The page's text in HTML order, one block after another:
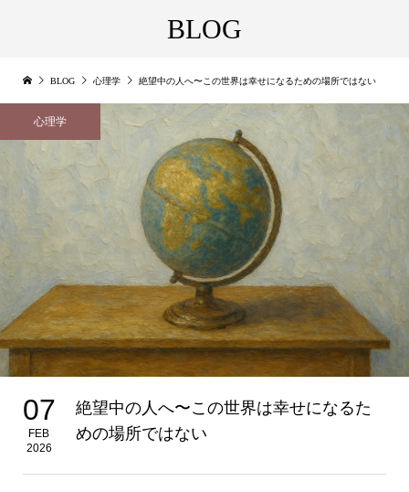
BLOG
BLOG 心理学 絶望中の人へ〜この世界は幸せになるための場所ではない
心理学
07
FEB
2026
絶望中の人へ〜この世界は幸せになるた
めの場所ではない